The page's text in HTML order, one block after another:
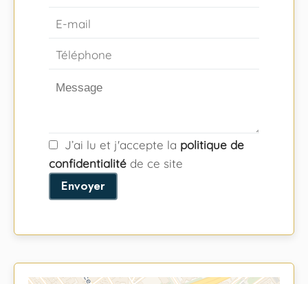
J’ai lu et j'accepte la politique de
confidentialité de ce site
Envoyer